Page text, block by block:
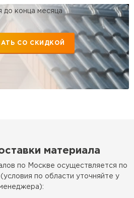
до конца месяца
СО СКИДКОЙ
материала
по Москве осуществляется по
по области уточняйте у